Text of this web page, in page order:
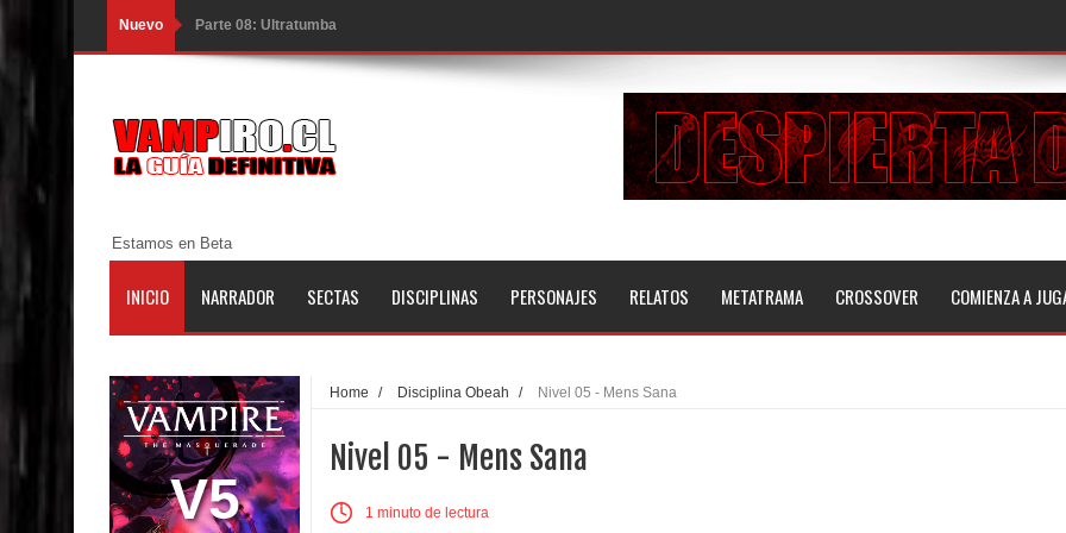
Nuevo Parte 08: Ultratumba
Parte 07: Asuntos que Resolver
Parte 06: El Trato con los Muertos
Parte 05: Sitiados
Parte 01: Escondido a Plena Luz
Parte 02: El Enemigo de mi Enemigo
Parte 06: Coletazos
Parte 05: Los Horrores del Infierno
Estamos en Beta
INICIO NARRADOR SECTAS DISCIPLINAS PERSONAJES RELATOS METATRAMA CROSSOVER COMIENZA A
V5
Home / Disciplina Obeah / Nivel 05 - Mens Sana
Nivel 05 - Mens Sana
1 minuto de lectura